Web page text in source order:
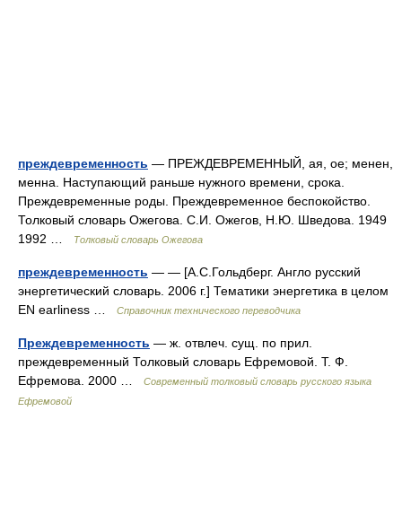
преждевременность — ПРЕЖДЕВРЕМЕННЫЙ, ая, ое; менен,
менна. Наступающий раньше нужного времени, срока.
Преждевременные роды. Преждевременное беспокойство.
Толковый словарь Ожегова. С.И. Ожегов, Н.Ю. Шведова. 1949
1992 …
Толковый словарь Ожегова
преждевременность — — [А.С.Гольдберг. Англо русский
энергетический словарь. 2006 г.] Тематики энергетика в целом
EN earliness …
Справочник технического переводчика
Преждевременность — ж. отвлеч. сущ. по прил.
преждевременный Толковый словарь Ефремовой. Т. Ф.
Ефремова. 2000 …
Современный толковый словарь русского языка
Ефремовой